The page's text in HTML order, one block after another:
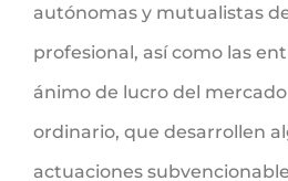
autónomas y mutualistas
profesional, así como las
ánimo de lucro del
ordinario, que desarrollen
actuaciones